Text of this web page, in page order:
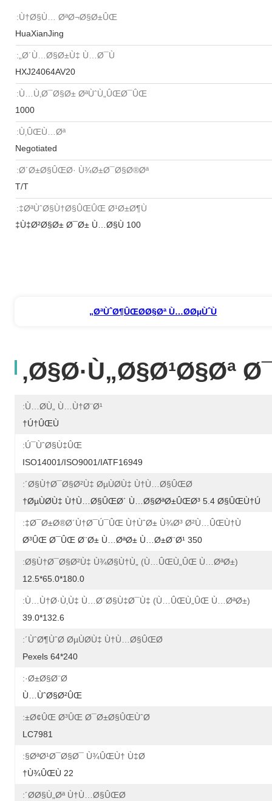
Ù†Ø§Ù… ØªØ¬Ø§Ø±ÛŒ:
HuaXianJing
Ø´Ù…Ø§Ø±Ù‡ Ù…Ø¯Ù„:
HXJ24064AV20
Ù…Ù‚Ø¯Ø§Ø± ØªÙˆÙ„ÛŒØ¯ÛŒ:
1000
Ù‚ÛŒÙ…Øª:
Negotiated
Ø´Ø±Ø§ÛŒØ· Ù¾Ø±Ø¯Ø§Ø®Øª:
T/T
ØªÙˆØ§Ù†Ø§ÛŒÛŒ Ø¹Ø±Ø¶Ù‡:
100 Ù‡Ø²Ø§Ø± Ø¯Ø± Ù…Ø§Ù‡
ØªÙˆØ¶ÛŒØ­Ø§Øª Ù…Ø­ØµÙˆÙ„
Ø§Ø·Ù„Ø§Ø¹Ø§Øª
Ù…Ø­Ù„ Ù…Ù†Ø¨Ø¹:
Ú†ÛŒÙ†
Ú¯ÙˆØ§Ù‡ÛŒ:
ISO14001/ISO9001/IATF16949
Ø§Ù†Ø¯Ø§Ø²Ù‡ ØµÙØ­Ù‡ Ù†Ù…Ø§ÛŒØ´:
ØµÙØ­Ù‡ Ù†Ù…Ø§ÛŒØ´ Ù…Ø§ØªØ±ÛŒØ³ 5.4 Ø§ÛŒÙ†Ú†
Ø¯Ø±Ø®Ø´Ù†Ø¯Ú¯ÛŒ Ù†ÙˆØ± Ù¾Ø³ Ø²Ù…ÛŒÙ†Ù‡:
350 Ø³ÛŒ Ø¯ÛŒ Ø¨Ø± Ù…ØªØ± Ù…Ø±Ø¨Ø¹
Ø§Ù†Ø¯Ø§Ø²Ù‡ Ù¾Ø§Ù†Ù„ (Ù…ÛŒÙ„ÛŒ Ù…ØªØ±):
180.0*65.0*12.5
Ù…Ù†Ø·Ù‚Ù‡ Ù…Ø´Ø§Ù‡Ø¯Ù‡ (Ù…ÛŒÙ„ÛŒ Ù…ØªØ±):
132.6*39.0
ÙˆØ¶ÙˆØ­ ØµÙØ­Ù‡ Ù†Ù…Ø§ÛŒØ´:
240*64 Pexels
Ø±Ø§Ø¨Ø·:
Ù…ÙˆØ§Ø²ÛŒ
Ø¢ÛŒ Ø³ÛŒ Ø¯Ø±Ø§ÛŒÙˆØ±:
LC7981
ØªØ¹Ø¯Ø§Ø¯ Ù¾ÛŒÙ† Ù‡Ø§:
22 Ù¾ÛŒÙ†
Ø­Ø§Ù„Øª Ù†Ù…Ø§ÛŒØ´: